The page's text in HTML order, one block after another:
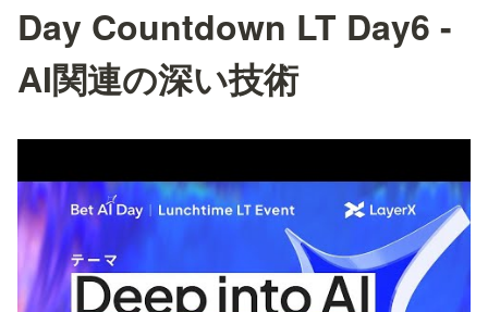
Day Countdown LT Day6 -
AI関連の深い技術